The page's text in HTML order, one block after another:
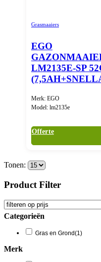
Grasmaaiers
EGO
LM2135E-SP
Merk: EGO
Model: lm2135e
Offerte
Tonen:
Product Filter
Categorieën
Gras en Grond(1)
Merk